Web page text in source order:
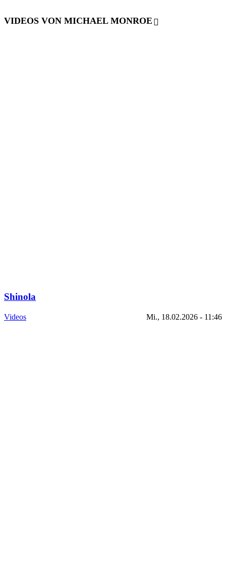
VIDEOS VON MICHAEL MONROE
Shinola
Videos Mi., 18.02.2026 - 11:46